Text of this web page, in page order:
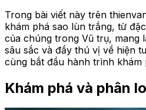
Trong bài viết này trên
khám phá sao lùn trắng, từ
của chúng trong Vũ trụ, mang
sâu sắc và đầy thú vị về hiện
cùng bắt đầu hành trình khám
Khám phá và phân